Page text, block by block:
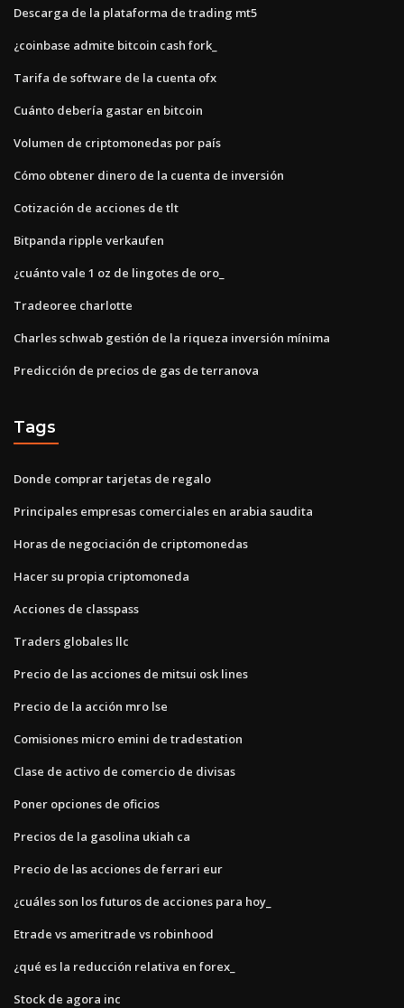
Descarga de la plataforma de trading mt5
¿coinbase admite bitcoin cash fork_
Tarifa de software de la cuenta ofx
Cuánto debería gastar en bitcoin
Volumen de criptomonedas por país
Cómo obtener dinero de la cuenta de inversión
Cotización de acciones de tlt
Bitpanda ripple verkaufen
¿cuánto vale 1 oz de lingotes de oro_
Tradeoree charlotte
Charles schwab gestión de la riqueza inversión mínima
Predicción de precios de gas de terranova
Tags
Donde comprar tarjetas de regalo
Principales empresas comerciales en arabia saudita
Horas de negociación de criptomonedas
Hacer su propia criptomoneda
Acciones de classpass
Traders globales llc
Precio de las acciones de mitsui osk lines
Precio de la acción mro lse
Comisiones micro emini de tradestation
Clase de activo de comercio de divisas
Poner opciones de oficios
Precios de la gasolina ukiah ca
Precio de las acciones de ferrari eur
¿cuáles son los futuros de acciones para hoy_
Etrade vs ameritrade vs robinhood
¿qué es la reducción relativa en forex_
Stock de agora inc